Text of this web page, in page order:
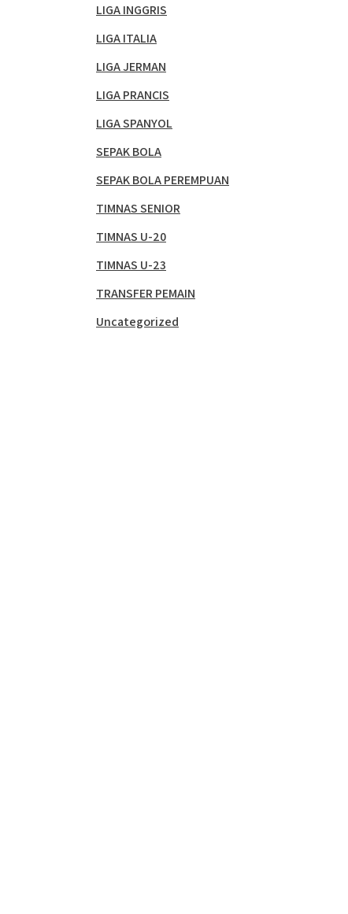
LIGA INGGRIS
LIGA ITALIA
LIGA JERMAN
LIGA PRANCIS
LIGA SPANYOL
SEPAK BOLA
SEPAK BOLA PEREMPUAN
TIMNAS SENIOR
TIMNAS U-20
TIMNAS U-23
TRANSFER PEMAIN
Uncategorized